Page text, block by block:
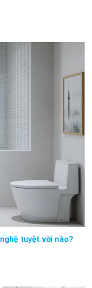
tuyệt vời nào?